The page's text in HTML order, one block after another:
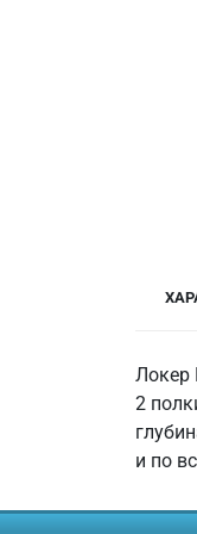
Локер
2
и по